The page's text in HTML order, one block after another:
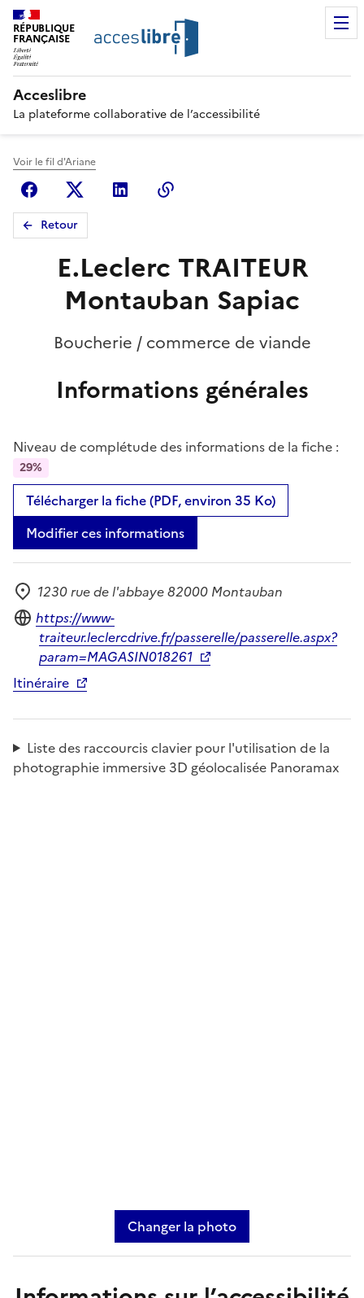
RÉPUBLIQUE
FRANÇAISE
Acceslibre
La plateforme collaborative de l’accessibilité
Voir le fil d'Ariane
FacebookX (anciennement Twitter)
Linkedin
Retour
E.Leclerc TRAITEUR
Montauban Sapiac
Boucherie / commerce de viande
Informations générales
Niveau de complétude des informations de la fiche :
29%
Télécharger la fiche (PDF, environ 35 Ko)
Modifier ces informations
Adresse
1230 rue de l'abbaye 82000 Montauban
Site internet
https://www-
traiteur.leclercdrive.fr/passerelle/passerelle.aspx?
param=MAGASIN018261
Itinéraire
Liste des raccourcis clavier pour l'utilisation de la
photographie immersive 3D géolocalisée Panoramax
Changer la photo